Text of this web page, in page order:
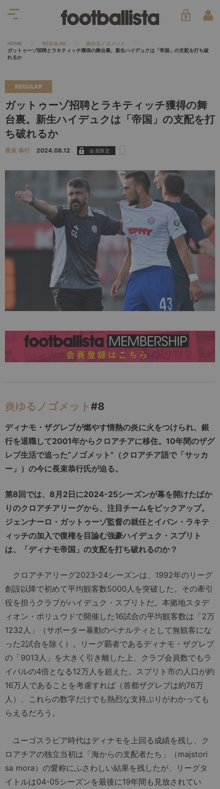
HOME REGULAR
炎ゆるノゴメット
ガットゥーゾ招聘とラキティッチ獲得の舞台裏。新生ハイデュクは「帝国」の支配を打ち破
れるか
REGULAR
ガットゥーゾ招聘とラキティッチ獲得の舞
台裏。新生ハイデュクは「帝国」の支配を打
ち破れるか
長束 恭行 2024.08.12
炎ゆるノゴメット #8
ディナモ・ザグレブが燃やす情熱の炎に火をつけられ、銀
行を退職して2001年からクロアチアに移住。10年間のザグ
レブ生活で追った“ノゴメット”（クロアチア語で「サッカ
ー」）の今に長束恭行氏が迫る。
第8回では、8月2日に2024-25シーズンが幕を開けたばか
りのクロアチアリーグから、注目チームをピックアップ。
ジェンナーロ・ガットゥーゾ監督の就任とイバン・ラキテ
ィッチの加入で復権を目論む強豪ハイデュク・スプリト
は、「ディナモ帝国」の支配を打ち破れるのか？
クロアチアリーグ2023-24シーズンは、1992年のリーグ
創設以降で初めて平均観客数5000人を突破した。その牽引
役を担うクラブがハイデュク・スプリトだ。本拠地スタデ
ィオン・ポリュウドで開催した16試合の平均観客数は「2万
1232人」（サポーター暴動のペナルティとして無観客にな
った2試合を除く）。リーグ覇者であるディナモ・ザグレブ
の「9013人」を大きく引き離した上、クラブ会員数でもラ
イバルの4倍となる12万人を超えた。スプリト市の人口が約
16万人であることを考慮すれば（首都ザグレブは約76万
人）、これらの数字だけでも熱烈な支持ぶりがわかっても
らえるだろう。
ユーゴスラビア時代はディナモを上回る成績を残し、ク
ロアチアの独立当初は「海からの支配者たち」（majstori
sa mora）の愛称にふさわしい結果を残したが、リーグタ
イトルは04-05シーズンを最後に19年間も見放されてい